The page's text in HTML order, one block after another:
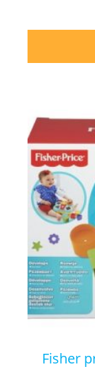
fisher price πεταλούδα με σχήματα